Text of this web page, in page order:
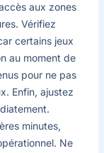
aux zones
Vérifiez
certains jeux
au moment de
pour ne pas
Enfin, ajustez
minutes,
Ne